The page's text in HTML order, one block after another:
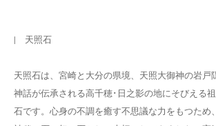
| 天照石
天照石は、宮崎と大分の県境、天照大御神の岩戸
神話が伝承される高千穂･日之影の地にそびえる
石です。心身の不調を癒す不思議な力をもつため